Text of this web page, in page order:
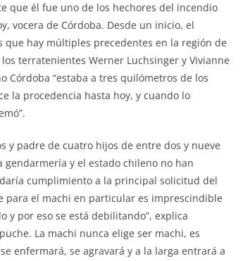
que él fue uno de los hechores del incendio
vocera de Córdoba. Desde un inicio, el
hay múltiples precedentes en la región de
terratenientes Werner Luchsinger y Vivianne
Córdoba “estaba a tres quilómetros de los
la procedencia hasta hoy, y cuando lo
y padre de cuatro hijos de entre dos y nueve
y el estado chileno no han
cumplimiento a la principal solicitud del
para el machi en particular es imprescindible
y por eso se está debilitando”, explica
La machi nunca elige ser machi, es
enfermará, se agravará y a la larga entrará a